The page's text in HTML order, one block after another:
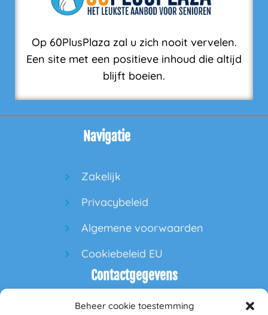
Beheer cookie toestemming
Op 60PlusPlaza zal u zich nooit vervelen.
Een site met een positieve inhoud die altijd
blijft boeien.
Navigatie
Zakelijk
Privacybeleid
Algemene voorwaarden
Cookiebeleid EU
Contactgegevens